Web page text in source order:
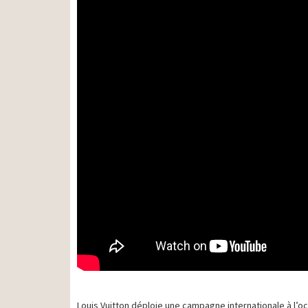
Louis Vuitton déploie une campagne internationale à